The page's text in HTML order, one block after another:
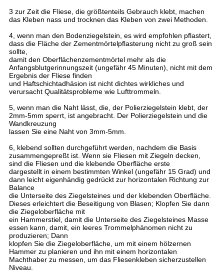
3 zur Zeit die Fliese, die größtenteils Gebrauch klebt, machen
das Kleben nass und trocknen das Kleben von zwei Methoden.
4, wenn man den Bodenziegelstein, es wird empfohlen pflastert,
dass die Fläche der Zementmörtelpflasterung nicht zu groß sein
sollte,
damit den Oberflächenzementmörtel mehr als die
Anfangsblutgerinnungszeit (ungefähr 45 Minuten), nicht mit dem
Ergebnis der Fliese finden
und Haftschichtadhäsion ist nicht dichtes wirkliches und
verursacht Qualitätsprobleme wie Lufttrommeln.
5, wenn man die Naht lässt, die, der Polierziegelstein klebt, der
2mm-5mm sperrt, ist angebracht. Der Polierziegelstein und die
Wandkreuzung
lassen Sie eine Naht von 3mm-5mm.
6, klebend sollten durchgeführt werden, nachdem die Basis
zusammengepreßt ist. Wenn sie Fliesen mit Ziegeln decken,
sind die Fliesen und die klebende Oberfläche erste
dargestellt in einem bestimmten Winkel (ungefähr 15 Grad) und
dann leicht eigenhändig gedrückt zur horizontalen Richtung zur
Balance
die Unterseite des Ziegelsteines und der klebenden Oberfläche.
Dieses erleichtert die Beseitigung von Blasen; Klopfen Sie dann
die Ziegeloberfläche mit
ein Hammerstiel, damit die Unterseite des Ziegelsteines Masse
essen kann, damit, ein leeres Trommelphänomen nicht zu
produzieren; Dann
klopfen Sie die Ziegeloberfläche, um mit einem hölzernen
Hammer zu planieren und ihn mit einem horizontalen
Machthaber zu messen, um das Fliesenkleben sicherzustellen
Niveau.